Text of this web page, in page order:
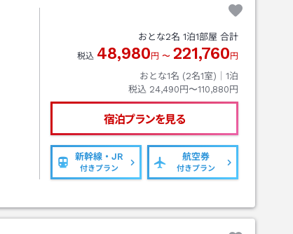
おとな2名 1泊1部屋 合計
税込 48,980 円 〜 221,760 円
おとな1名 (2名1室)｜ 1泊
税込 24,490円〜110,880円
宿泊プランを見る
新幹線・JR
付きプラン
航空券
付きプラン